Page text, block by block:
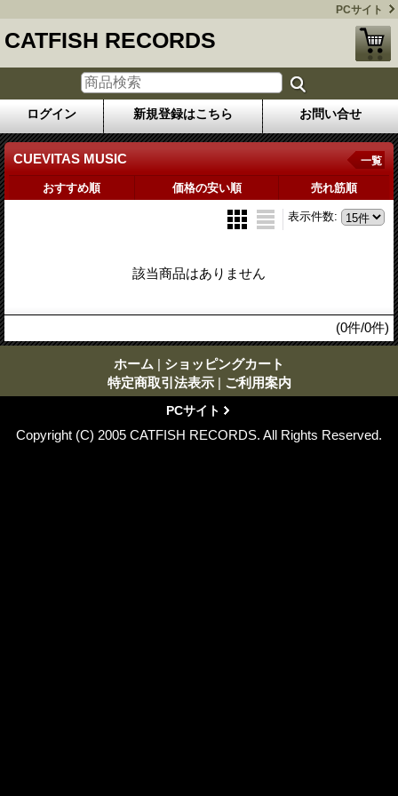
PCサイト
CATFISH RECORDS
ログイン 新規登録はこちら お問い合せ
CUEVITAS MUSIC 一覧
おすすめ順 価格の安い順 売れ筋順
表示件数:
該当商品はありません
(0件/0件)
ホーム | ショッピングカート
特定商取引法表示 | ご利用案内
PCサイト
Copyright (C) 2005 CATFISH RECORDS. All Rights Reserved.